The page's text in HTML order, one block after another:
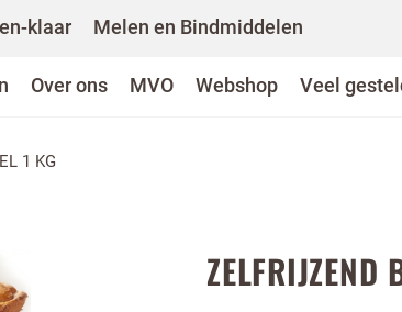
klaar Melen en Bindmiddelen
Over ons MVO Webshop Veel
1 KG
ZELFRIJZEND